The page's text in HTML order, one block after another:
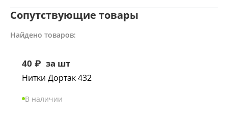
Сопутствующие товары
Найдено товаров:
40 ₽ за шт
Нитки Дортак 432
В наличии